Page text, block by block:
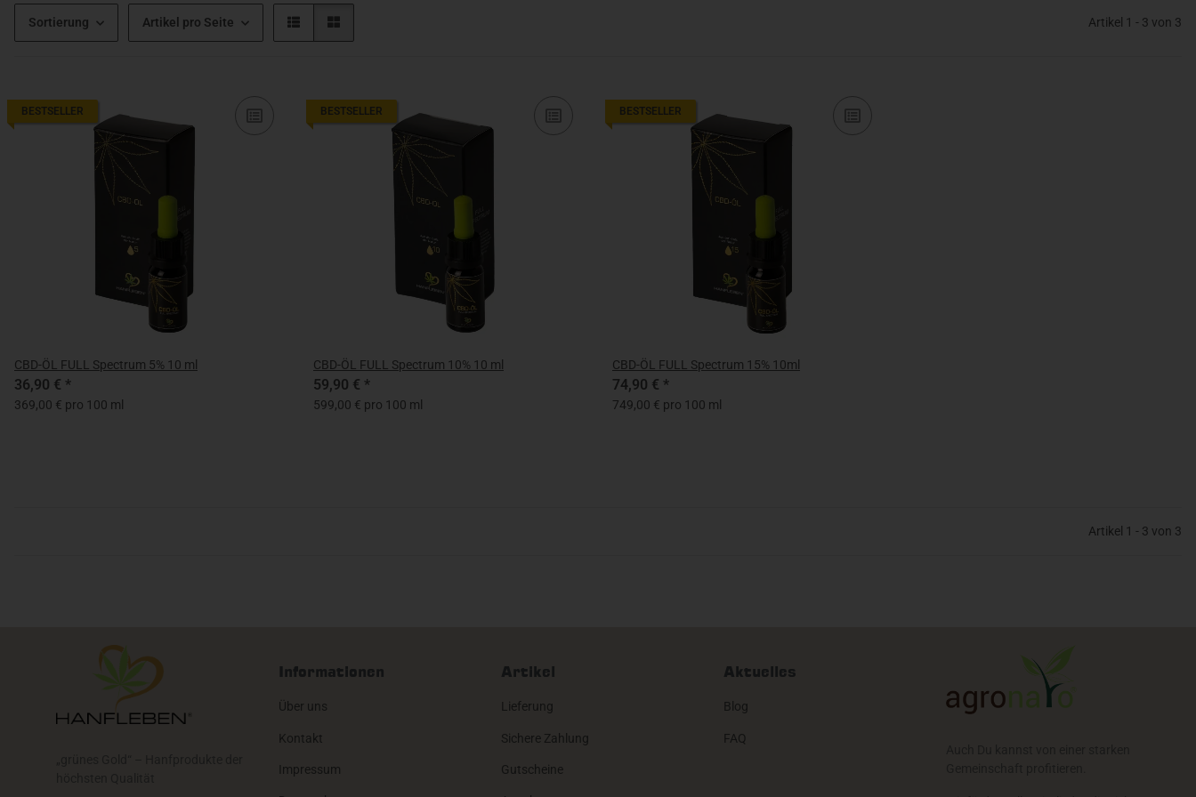
Sortierung Artikel pro Seite Artikel 1 - 3 von 3
BESTSELLER
CBD-ÖL FULL Spectrum 5% 10 ml
36,90 € *
369,00 € pro 100 ml
BESTSELLER
CBD-ÖL FULL Spectrum 10% 10 ml
59,90 € *
599,00 € pro 100 ml
BESTSELLER
CBD-ÖL FULL Spectrum 15% 10ml
74,90 € *
749,00 € pro 100 ml
Artikel 1 - 3 von 3
Informationen
Über uns
Kontakt
Impressum
Artikel
Lieferung
Sichere Zahlung
Gutscheine
Aktuelles
Blog
FAQ